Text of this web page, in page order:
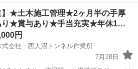
ます！ 入社後の流れ 経験者の方は即戦力としてご活...
その他 流れ
】★土木施工管理★2ヶ月半の手厚
り★賞与あり★手当充実★年休1…
円
式会社 西大沼トンネル作業所
7月28日